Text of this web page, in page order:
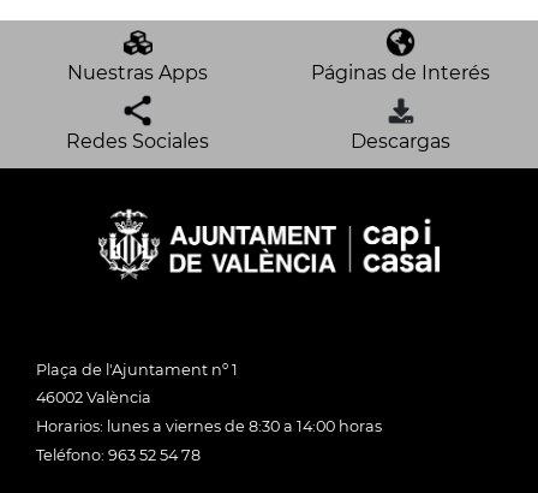
Nuestras Apps Páginas de Interés
Redes Sociales Descargas
Plaça de l'Ajuntament nº 1
46002 València
Horarios: lunes a viernes de 8:30 a 14:00 horas
Teléfono: 963 52 54 78